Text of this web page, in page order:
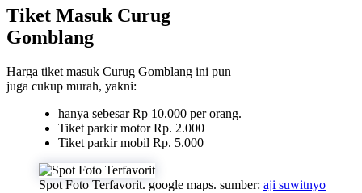
Tiket Masuk Curug
Gomblang
Harga tiket masuk Curug Gomblang ini pun
juga cukup murah, yakni:
hanya sebesar Rp 10.000 per orang.
Tiket parkir motor Rp. 2.000
Tiket parkir mobil Rp. 5.000
Spot Foto Terfavorit. google maps. sumber: aji suwitnyo